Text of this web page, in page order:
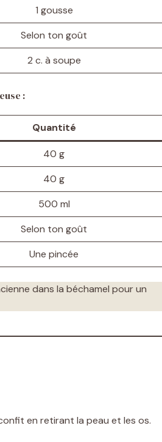
1 gousse
Selon ton goût
2 c. à soupe
:
Quantité
40 g
40 g
500 ml
Selon ton goût
Une pincée
dans la béchamel pour un
en retirant la peau et les os.